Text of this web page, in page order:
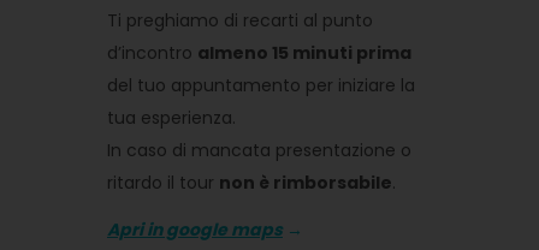
Ti preghiamo di recarti al punto
d’incontro almeno 15 minuti prima
del tuo appuntamento per iniziare la
tua esperienza.
In caso di mancata presentazione o
ritardo il tour non è rimborsabile.
Apri in google maps →